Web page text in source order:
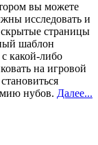
вы можете
исследовать и
страницы
шаблон
с какой-либо
на игровой
нубов. Далее...